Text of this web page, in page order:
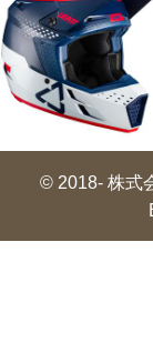
© 2018- 株式